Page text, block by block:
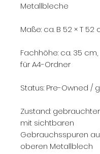
Metallbleche
Maße: ca. B 52 × T 52
Fachhöhe: ca. 35
für A4-Ordner
Status: Pre-Owned /
Zustand:
mit sichtbaren
Gebrauchsspuren
oberen Metallblech